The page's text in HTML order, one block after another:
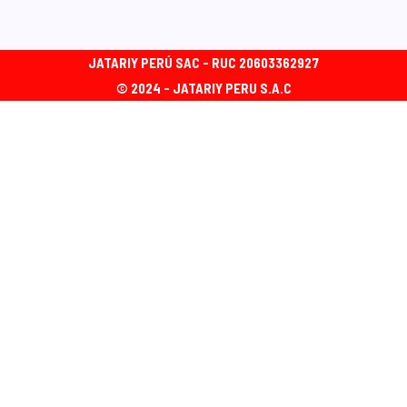
JATARIY PERÚ SAC - RUC 20603362927
© 2024 - JATARIY PERU S.A.C